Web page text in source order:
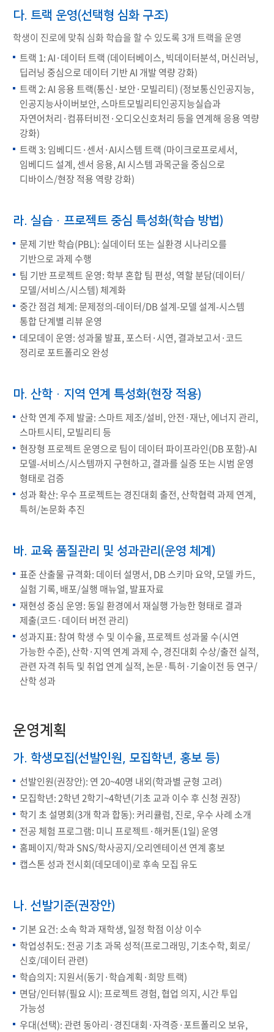
다. 트랙 운영(선택형 심화 구조)
학생이 진로에 맞춰 심화 학습을 할 수 있도록 3개 트랙을 운영
트랙 1: AI·데이터 트랙 (데이터베이스, 빅데이터분석, 머신러닝,
딥러닝 중심으로 데이터 기반 AI 개발 역량 강화)
트랙 2: AI 응용 트랙(통신·보안·모빌리티) (정보통신인공지능,
인공지능사이버보안, 스마트모빌리티인공지능실습과
자연어처리·컴퓨터비전·오디오신호처리 등을 연계해 응용 역량
강화)
트랙 3: 임베디드·센서·AI시스템 트랙 (마이크로프로세서,
임베디드 설계, 센서 응용, AI 시스템 과목군을 중심으로
디바이스/현장 적용 역량 강화)
라. 실습·프로젝트 중심 특성화(학습 방법)
문제 기반 학습(PBL): 실데이터 또는 실환경 시나리오를
기반으로 과제 수행
팀 기반 프로젝트 운영: 학부 혼합 팀 편성, 역할 분담(데이터/
모델/서비스/시스템) 체계화
중간 점검 체계: 문제정의-데이터/DB 설계-모델 설계-시스템
통합 단계별 리뷰 운영
데모데이 운영: 성과물 발표, 포스터·시연, 결과보고서·코드
정리로 포트폴리오 완성
마. 산학·지역 연계 특성화(현장 적용)
산학 연계 주제 발굴: 스마트 제조/설비, 안전·재난, 에너지 관리,
스마트시티, 모빌리티 등
현장형 프로젝트 운영으로 팀이 데이터 파이프라인(DB 포함)-AI
모델-서비스/시스템까지 구현하고, 결과를 실증 또는 시범 운영
형태로 검증
성과 확산: 우수 프로젝트는 경진대회 출전, 산학협력 과제 연계,
특허/논문화 추진
바. 교육 품질관리 및 성과관리(운영 체계)
표준 산출물 규격화: 데이터 설명서, DB 스키마 요약, 모델 카드,
실험 기록, 배포/실행 매뉴얼, 발표자료
재현성 중심 운영: 동일 환경에서 재실행 가능한 형태로 결과
제출(코드·데이터 버전 관리)
성과지표: 참여 학생 수 및 이수율, 프로젝트 성과물 수(시연
가능한 수준), 산학·지역 연계 과제 수, 경진대회 수상/출전 실적,
관련 자격 취득 및 취업 연계 실적, 논문·특허·기술이전 등 연구/
산학 성과
운영계획
가. 학생모집(선발인원, 모집학년, 홍보 등)
선발인원(권장안): 연 20~40명 내외(학과별 균형 고려)
모집학년: 2학년 2학기~4학년(기초 교과 이수 후 신청 권장)
학기 초 설명회(3개 학과 합동): 커리큘럼, 진로, 우수 사례 소개
전공 체험 프로그램: 미니 프로젝트·해커톤(1일) 운영
홈페이지/학과 SNS/학사공지/오리엔테이션 연계 홍보
캡스톤 성과 전시회(데모데이)로 후속 모집 유도
나. 선발기준(권장안)
기본 요건: 소속 학과 재학생, 일정 학점 이상 이수
학업성취도: 전공 기초 과목 성적(프로그래밍, 기초수학, 회로/
신호/데이터 관련)
학습의지: 지원서(동기·학습계획·희망 트랙)
면담/인터뷰(필요 시): 프로젝트 경험, 협업 의지, 시간 투입
가능성
우대(선택): 관련 동아리·경진대회·자격증·포트폴리오 보유,